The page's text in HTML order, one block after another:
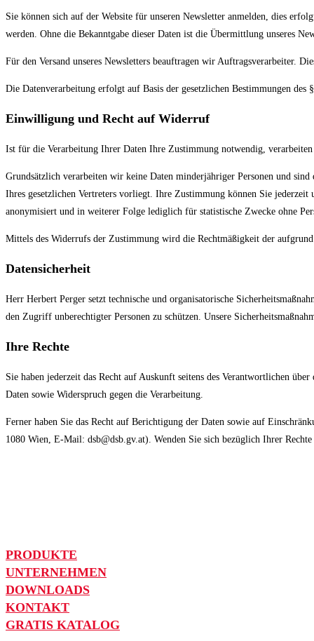
Sie können sich auf der Website für unseren Newsletter anmelden, dies
werden. Ohne die Bekanntgabe dieser Daten ist die Übermittlung unseres
Für den Versand unseres Newsletters beauftragen wir Auftragsverarbeiter.
Die Datenverarbeitung erfolgt auf Basis der gesetzlichen Bestimmungen
Einwilligung und Recht auf Widerruf
Ist für die Verarbeitung Ihrer Daten Ihre Zustimmung notwendig,
Grundsätzlich verarbeiten wir keine Daten minderjähriger Personen und
Ihres gesetzlichen Vertreters vorliegt. Ihre Zustimmung können Sie
anonymisiert und in weiterer Folge lediglich für statistische Zwecke ohne
Mittels des Widerrufs der Zustimmung wird die Rechtmäßigkeit der
Datensicherheit
Herr Herbert Perger setzt technische und organisatorische
den Zugriff unberechtigter Personen zu schützen. Unsere
Ihre Rechte
Sie haben jederzeit das Recht auf Auskunft seitens des Verantwortlichen
Daten sowie Widerspruch gegen die Verarbeitung.
Ferner haben Sie das Recht auf Berichtigung der Daten sowie auf
1080 Wien, E-Mail: dsb@dsb.gv.at). Wenden Sie sich bezüglich Ihrer
PRODUKTE
UNTERNEHMEN
DOWNLOADS
KONTAKT
GRATIS KATALOG